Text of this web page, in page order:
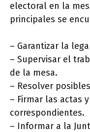
electoral en la
principales se
– Garantizar la
– Supervisar el
de la mesa.
– Resolver
– Firmar las actas
correspondientes.
– Informar a la